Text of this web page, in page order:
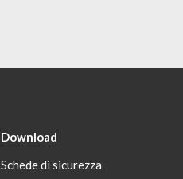
Download
Schede di sicurezza